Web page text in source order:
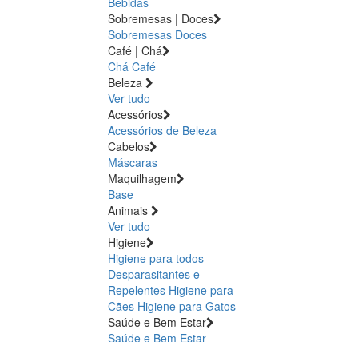
Sobremesas | Doces
Sobremesas Doces
Café | Chá
Chá Café
Beleza
Ver tudo
Acessórios
Acessórios de Beleza
Cabelos
Máscaras
Maquilhagem
Base
Animais
Ver tudo
Higiene
Higiene para todos
Desparasitantes e
Repelentes Higiene para
Cães Higiene para Gatos
Saúde e Bem Estar
Saúde e Bem Estar